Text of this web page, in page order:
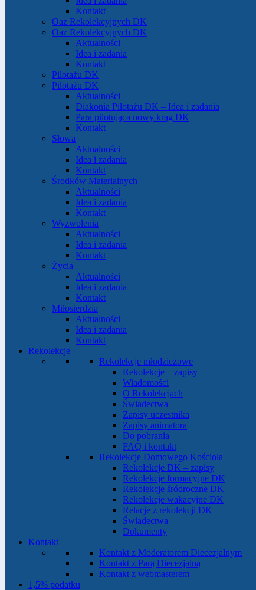
Kontakt
Oaz Rekolekcyjnych DK
Oaz Rekolekcyjnych DK
Aktualności
Idea i zadania
Kontakt
Pilotażu DK
Pilotażu DK
Aktualności
Diakonia Pilotażu DK – Idea i zadania
Para pilotująca nowy krąg DK
Kontakt
Słowa
Aktualności
Idea i zadania
Kontakt
Środków Materialnych
Aktualności
Idea i zadania
Kontakt
Wyzwolenia
Aktualności
Idea i zadania
Kontakt
Życia
Aktualności
Idea i zadania
Kontakt
Miłosierdzia
Aktualności
Idea i zadania
Kontakt
Rekolekcje
Rekolekcje młodzieżowe
Rekolekcje – zapisy
Wiadomości
O Rekolekcjach
Świadectwa
Zapisy uczestnika
Zapisy animatora
Do pobrania
FAQ i kontakt
Rekolekcje Domowego Kościoła
Rekolekcje DK – zapisy
Rekolekcje formacyjne DK
Rekolekcje śródroczne DK
Rekolekcje wakacyjne DK
Relacje z rekolekcji DK
Świadectwa
Dokumenty
Kontakt
Kontakt z Moderatorem Diecezjalnym
Kontakt z Parą Diecezjalną
Kontakt z webmasterem
1,5% podatku